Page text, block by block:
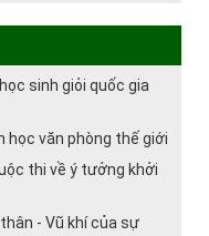
sinh giỏi quốc gia
học văn phòng thế giới
thi về ý tưởng khởi
- Vũ khí của sự